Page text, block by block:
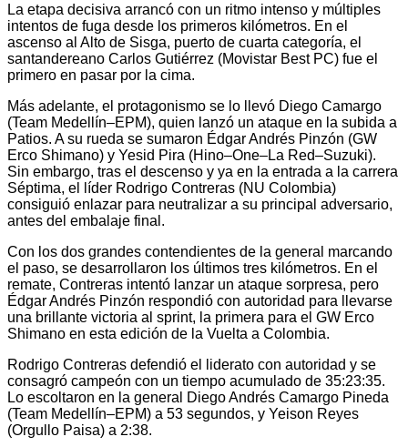
La etapa decisiva arrancó con un ritmo intenso y múltiples
intentos de fuga desde los primeros kilómetros. En el
ascenso al Alto de Sisga, puerto de cuarta categoría, el
santandereano Carlos Gutiérrez (Movistar Best PC) fue el
primero en pasar por la cima.
Más adelante, el protagonismo se lo llevó Diego Camargo
(Team Medellín–EPM), quien lanzó un ataque en la subida a
Patios. A su rueda se sumaron Édgar Andrés Pinzón (GW
Erco Shimano) y Yesid Pira (Hino–One–La Red–Suzuki).
Sin embargo, tras el descenso y ya en la entrada a la carrera
Séptima, el líder Rodrigo Contreras (NU Colombia)
consiguió enlazar para neutralizar a su principal adversario,
antes del embalaje final.
Con los dos grandes contendientes de la general marcando
el paso, se desarrollaron los últimos tres kilómetros. En el
remate, Contreras intentó lanzar un ataque sorpresa, pero
Édgar Andrés Pinzón respondió con autoridad para llevarse
una brillante victoria al sprint, la primera para el GW Erco
Shimano en esta edición de la Vuelta a Colombia.
Rodrigo Contreras defendió el liderato con autoridad y se
consagró campeón con un tiempo acumulado de 35:23:35.
Lo escoltaron en la general Diego Andrés Camargo Pineda
(Team Medellín–EPM) a 53 segundos, y Yeison Reyes
(Orgullo Paisa) a 2:38.